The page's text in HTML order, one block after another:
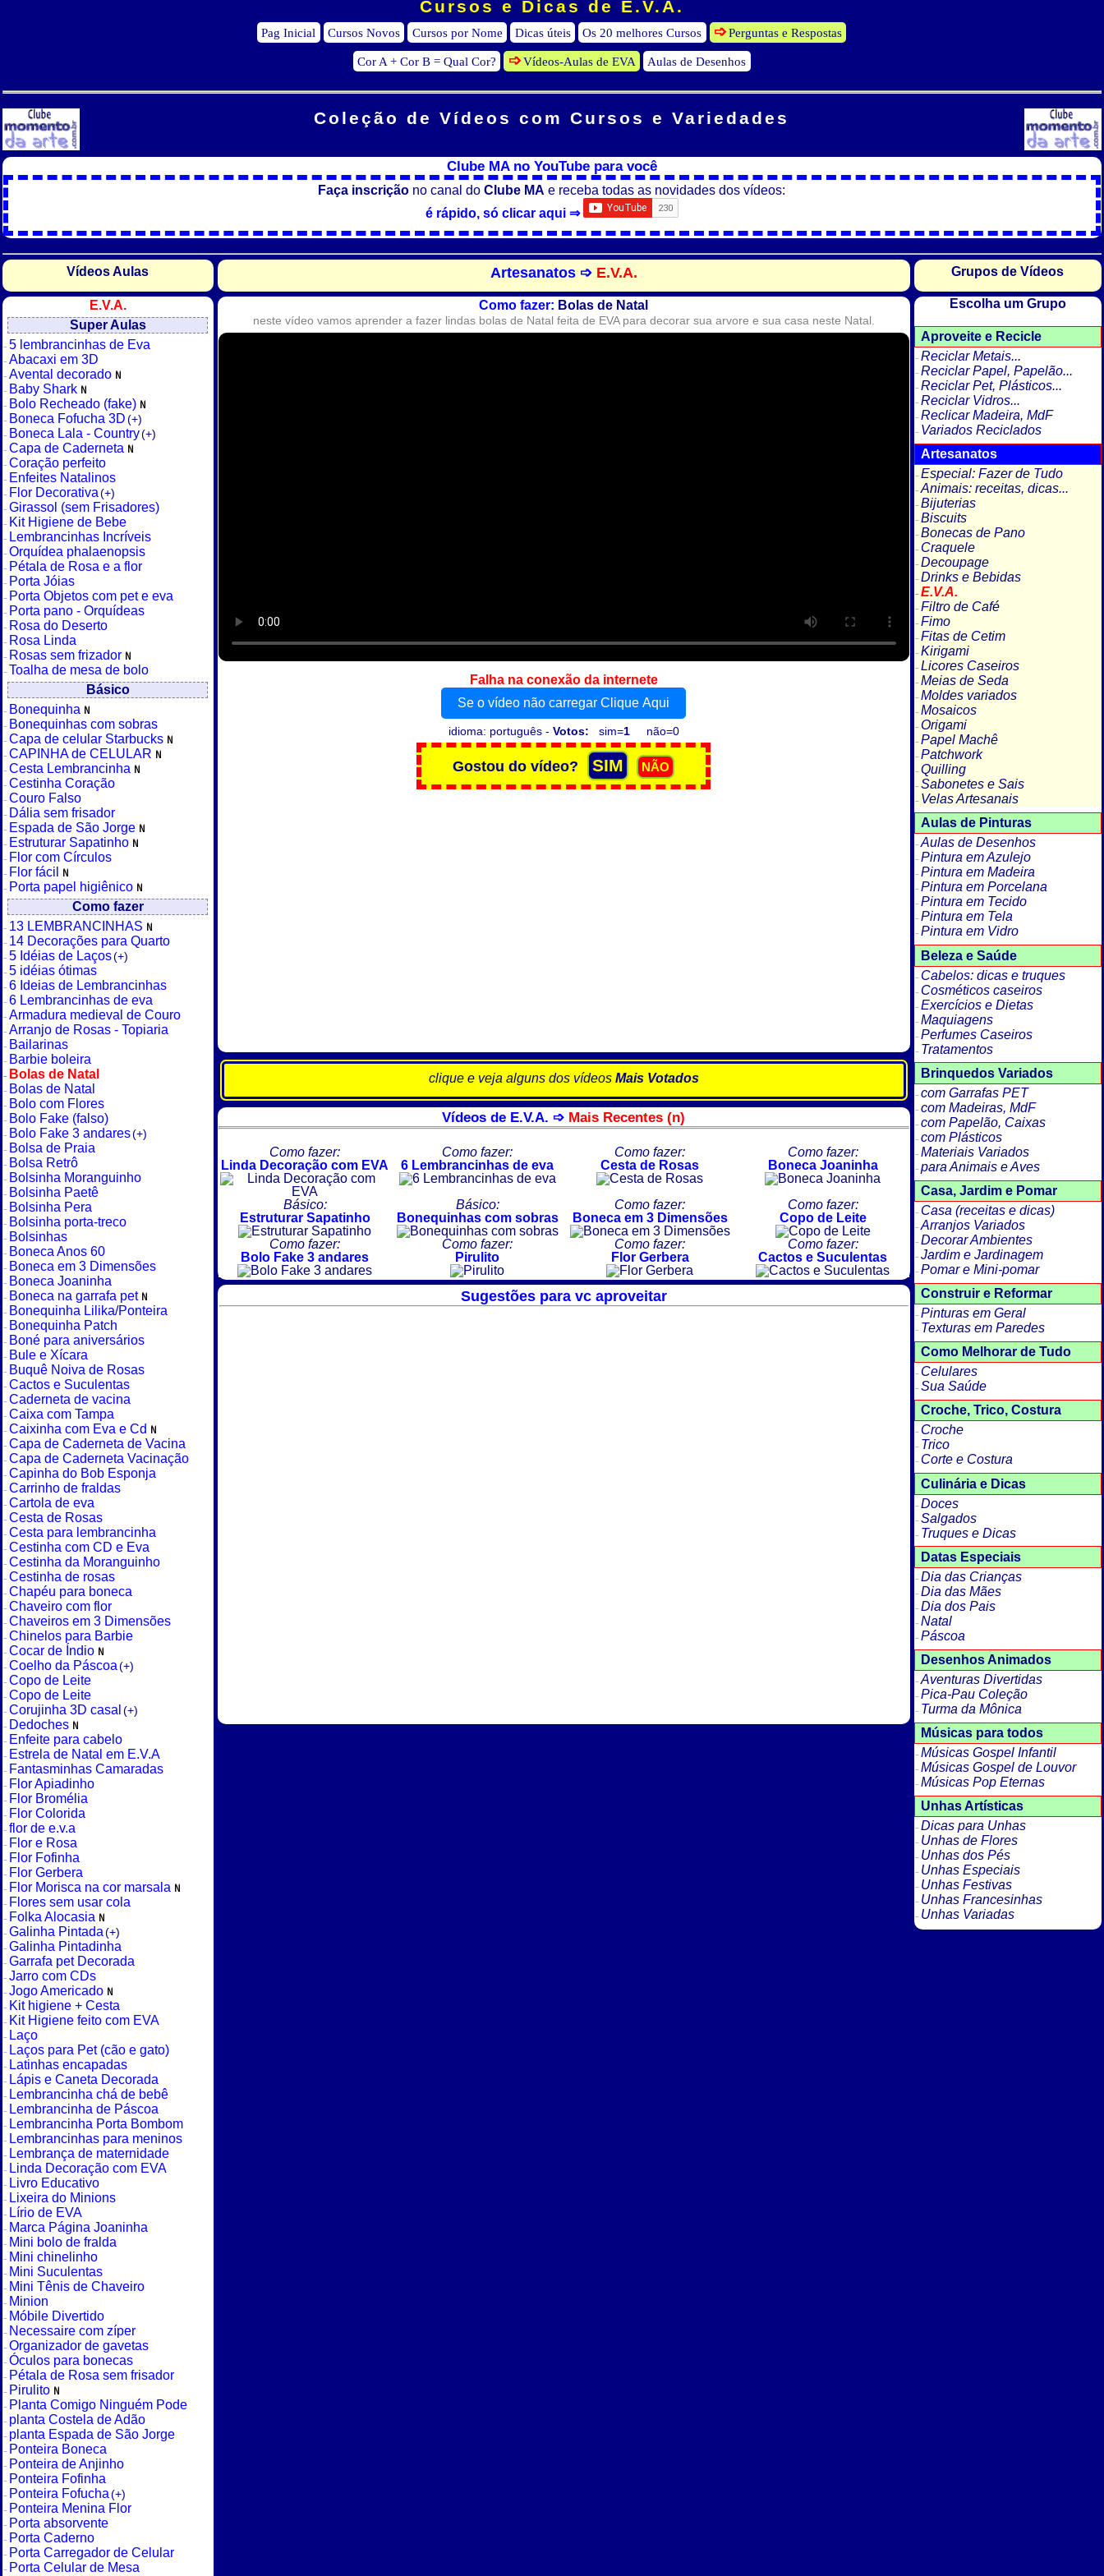
Cursos e Dicas de E.V.A.
Pag Inicial Cursos Novos Cursos por Nome Dicas úteis Os 20 melhores Cursos Perguntas e Respostas
Cor A + Cor B = Qual Cor? Vídeos-Aulas de EVA Aulas de Desenhos
Coleção de Vídeos com Cursos e Variedades
Clube MA no YouTube para você
Faça inscrição no canal doClube MA e receba todas as novidades dos vídeos:
é rápido, só clicar aqui ⇒
Vídeos Aulas
E.V.A.
Super Aulas
5 lembrancinhas de Eva
Abacaxi em 3D
Avental decorado
Baby Shark
Bolo Recheado (fake)
Boneca Fofucha 3D (+)
Boneca Lala - Country(+)
Capa de Caderneta
Coração perfeito
Enfeites Natalinos
Flor Decorativa (+)
Girassol (sem Frisadores)
Kit Higiene de Bebe
Lembrancinhas Incríveis
Orquídea phalaenopsis
Pétala de Rosa e a flor
Porta Jóias
Porta Objetos com pet e eva
Porta pano - Orquídeas
Rosa do Deserto
Rosa Linda
Rosas sem frizador
Toalha de mesa de bolo
Básico
Bonequinha
Bonequinhas com sobras
Capa de celular Starbucks
CAPINHA de CELULAR
Cesta Lembrancinha
Cestinha Coração
Couro Falso
Dália sem frisador
Espada de São Jorge
Estruturar Sapatinho
Flor com Círculos
Flor fácil
Porta papel higiênico
Como fazer
13 LEMBRANCINHAS
14 Decorações para Quarto
5 Idéias de Laços(+)
5 idéias ótimas
6 Ideias de Lembrancinhas
6 Lembrancinhas de eva
Armadura medieval de Couro
Arranjo de Rosas - Topiaria
Bailarinas
Barbie boleira
Bolas de Natal
Bolas de Natal
Bolo com Flores
Bolo Fake (falso)
Bolo Fake 3 andares(+)
Bolsa de Praia
Bolsa Retrô
Bolsinha Moranguinho
Bolsinha Paetê
Bolsinha Pera
Bolsinha porta-treco
Bolsinhas
Boneca Anos 60
Boneca em 3 Dimensões
Boneca Joaninha
Boneca na garrafa pet
Bonequinha Lilika/Ponteira
Bonequinha Patch
Boné para aniversários
Bule e Xícara
Buquê Noiva de Rosas
Cactos e Suculentas
Caderneta de vacina
Caixa com Tampa
Caixinha com Eva e Cd
Capa de Caderneta de Vacina
Capa de Caderneta Vacinação
Capinha do Bob Esponja
Carrinho de fraldas
Cartola de eva
Cesta de Rosas
Cesta para lembrancinha
Cestinha com CD e Eva
Cestinha da Moranguinho
Cestinha de rosas
Chapéu para boneca
Chaveiro com flor
Chaveiros em 3 Dimensões
Chinelos para Barbie
Cocar de Índio
Coelho da Páscoa (+)
Copo de Leite
Copo de Leite
Corujinha 3D casal (+)
Dedoches
Enfeite para cabelo
Estrela de Natal em E.V.A
Fantasminhas Camaradas
Flor Apiadinho
Flor Bromélia
Flor Colorida
flor de e.v.a
Flor e Rosa
Flor Fofinha
Flor Gerbera
Flor Morisca na cor marsala
Flores sem usar cola
Folka Alocasia
Galinha Pintada (+)
Galinha Pintadinha
Garrafa pet Decorada
Jarro com CDs
Jogo Americado
Kit higiene + Cesta
Kit Higiene feito com EVA
Laço
Laços para Pet (cão e gato)
Latinhas encapadas
Lápis e Caneta Decorada
Lembrancinha chá de bebê
Lembrancinha de Páscoa
Lembrancinha Porta Bombom
Lembrancinhas para meninos
Lembrança de maternidade
Linda Decoração com EVA
Livro Educativo
Lixeira do Minions
Lírio de EVA
Marca Página Joaninha
Mini bolo de fralda
Mini chinelinho
Mini Suculentas
Mini Tênis de Chaveiro
Minion
Móbile Divertido
Necessaire com zíper
Organizador de gavetas
Óculos para bonecas
Pétala de Rosa sem frisador
Pirulito
Planta Comigo Ninguém Pode
planta Costela de Adão
planta Espada de São Jorge
Ponteira Boneca
Ponteira de Anjinho
Ponteira Fofinha
Ponteira Fofucha (+)
Ponteira Menina Flor
Porta absorvente
Porta Caderno
Porta Carregador de Celular
Porta Celular de Mesa
Artesanatos ➩ E.V.A.
Como fazer: Bolas de Natal
neste vídeo vamos aprender a fazer lindas bolas de Natal feita de EVA para decorar sua arvore e sua casa neste Natal.
Falha na conexão da internete
Se o vídeo não carregar Clique Aqui
idioma: português - Votos: sim=1não=0
clique e veja alguns dos vídeos Mais Votados
Vídeos de E.V.A. ➩ Mais Recentes (n)
Como fazer:
Linda Decoração com EVA
Como fazer:
6 Lembrancinhas de eva
Como fazer:
Cesta de Rosas
Como fazer:
Boneca Joaninha
Básico:
Estruturar Sapatinho
Básico:
Bonequinhas com sobras
Como fazer:
Boneca em 3 Dimensões
Como fazer:
Copo de Leite
Como fazer:
Bolo Fake 3 andares
Como fazer:
Pirulito
Como fazer:
Flor Gerbera
Como fazer:
Cactos e Suculentas
Sugestões para vc aproveitar
Grupos de Vídeos
Escolha um Grupo
Aproveite e Recicle
Reciclar Metais...
Reciclar Papel, Papelão...
Reciclar Pet, Plásticos...
Reciclar Vidros...
Reclicar Madeira, MdF
Variados Reciclados
Artesanatos
Especial: Fazer de Tudo
Animais: receitas, dicas...
Bijuterias
Biscuits
Bonecas de Pano
Craquele
Decoupage
Drinks e Bebidas
E.V.A.
Filtro de Café
Fimo
Fitas de Cetim
Kirigami
Licores Caseiros
Meias de Seda
Moldes variados
Mosaicos
Origami
Papel Machê
Patchwork
Quilling
Sabonetes e Sais
Velas Artesanais
Aulas de Pinturas
Aulas de Desenhos
Pintura em Azulejo
Pintura em Madeira
Pintura em Porcelana
Pintura em Tecido
Pintura em Tela
Pintura em Vidro
Beleza e Saúde
Cabelos: dicas e truques
Cosméticos caseiros
Exercícios e Dietas
Maquiagens
Perfumes Caseiros
Tratamentos
Brinquedos Variados
com Garrafas PET
com Madeiras, MdF
com Papelão, Caixas
com Plásticos
Materiais Variados
para Animais e Aves
Casa, Jardim e Pomar
Casa (receitas e dicas)
Arranjos Variados
Decorar Ambientes
Jardim e Jardinagem
Pomar e Mini-pomar
Construir e Reformar
Pinturas em Geral
Texturas em Paredes
Como Melhorar de Tudo
Celulares
Sua Saúde
Croche, Trico, Costura
Croche
Trico
Corte e Costura
Culinária e Dicas
Doces
Salgados
Truques e Dicas
Datas Especiais
Dia das Crianças
Dia das Mães
Dia dos Pais
Natal
Páscoa
Desenhos Animados
Aventuras Divertidas
Pica-Pau Coleção
Turma da Mônica
Músicas para todos
Músicas Gospel Infantil
Músicas Gospel de Louvor
Músicas Pop Eternas
Unhas Artísticas
Dicas para Unhas
Unhas de Flores
Unhas dos Pés
Unhas Especiais
Unhas Festivas
Unhas Francesinhas
Unhas Variadas